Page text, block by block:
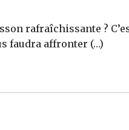
rafraîchissante ?
faudra affronter (…)